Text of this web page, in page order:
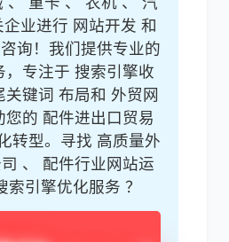
业进行 网站开发 和
询！我们提供专业的
，专注于 搜索引擎收
关键词 布局和 外贸网
您的 配件进出口贸易
转型。寻找 高质量外
、 配件行业网站运
索引擎优化服务 ？